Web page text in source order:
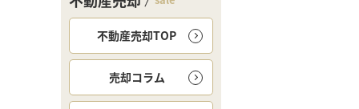
不動産売却TOP
売却コラム